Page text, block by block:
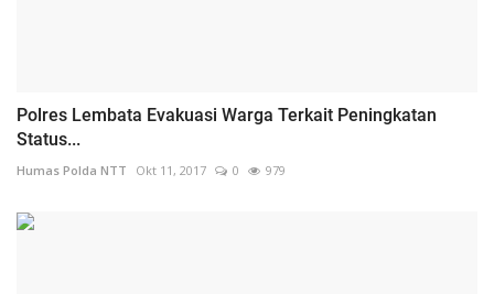
Polres Lembata Evakuasi Warga Terkait Peningkatan
Status...
Humas Polda NTT Okt 11, 2017 0 979